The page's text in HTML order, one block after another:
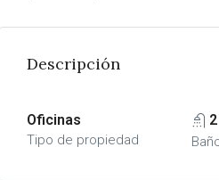
Descripción
Oficinas
Tipo de propiedad
2